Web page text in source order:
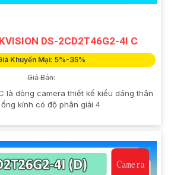
DS-2CD2T46G2-4I C
Khuyến Mại: 5%-35%
Giá Bán:
là dòng camera thiết kế kiểu dáng thân
kính có độ phân giải 4